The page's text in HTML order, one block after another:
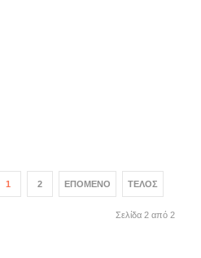
1 2 ΕΠΌΜΕΝΟ ΤΈΛΟΣ
Σελίδα 2 από 2